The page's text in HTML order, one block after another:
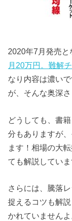
2020年7月発売と
月20万円。難解
なり内容は濃い
が、そんな奥深
どうしても、書
分もありますが
ます！相場の大
ても解説していま
さらには、騰落
捉えるコツも解
かれていませんよ